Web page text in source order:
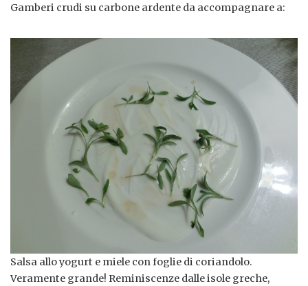
Gamberi crudi su carbone ardente da accompagnare a:
Salsa allo yogurt e miele con foglie di coriandolo.
Veramente grande! Reminiscenze dalle isole greche,